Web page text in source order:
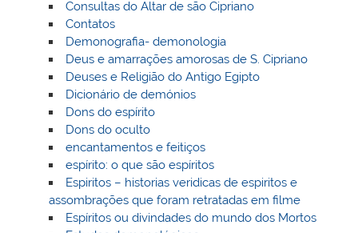
Consultas do Altar de são Cipriano
Contatos
Demonografia- demonologia
Deus e amarrações amorosas de S. Cipriano
Deuses e Religião do Antigo Egipto
Dicionário de demónios
Dons do espírito
Dons do oculto
encantamentos e feitiços
espírito: o que são espíritos
Espiritos – historias veridicas de espiritos e
assombrações que foram retratadas em filme
Espíritos ou divindades do mundo dos Mortos